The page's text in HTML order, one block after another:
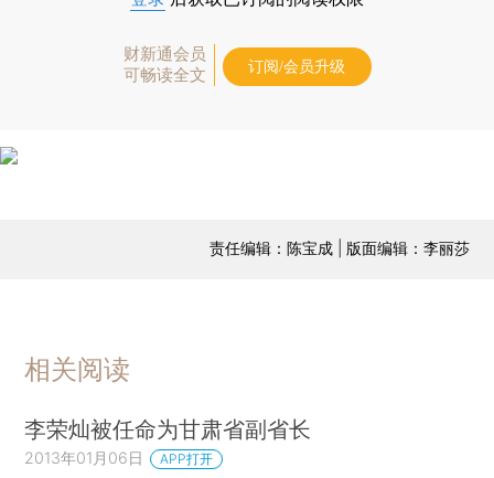
财新通会员
可畅读全文
订阅/会员升级
责任编辑：陈宝成 | 版面编辑：李丽莎
相关阅读
李荣灿被任命为甘肃省副省长
2013年01月06日 APP打开